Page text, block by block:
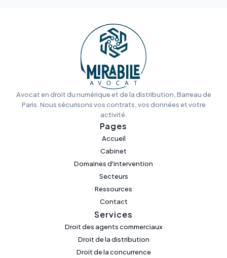
Avocat en droit du numérique et de la distribution, Barreau de
Paris. Nous sécurisons vos contrats, vos données et votre
activité.
Pages
Accueil
Cabinet
Domaines d'intervention
Secteurs
Ressources
Contact
Services
Droit des agents commerciaux
Droit de la distribution
Droit de la concurrence